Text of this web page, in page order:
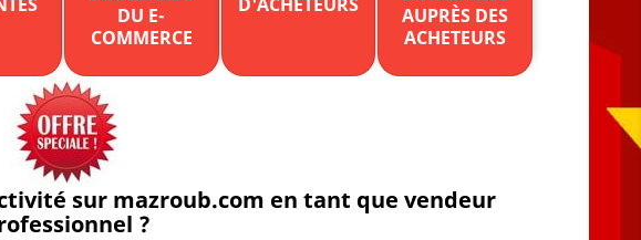
DU E-
COMMERCE
AUPRÈS DES
ACHETEURS
sur mazroub.com en tant que vendeur
?